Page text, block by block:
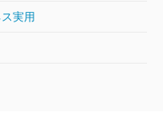
はなく、彼ら自らが
実用